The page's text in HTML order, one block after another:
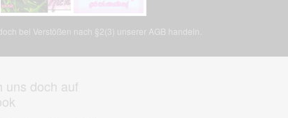
bei Verstößen nach §2(3) unserer AGB handeln.
uns doch auf